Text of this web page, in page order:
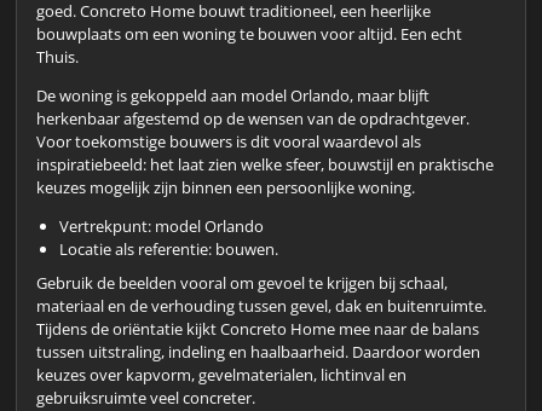
goed. Concreto Home bouwt traditioneel, een heerlijke
bouwplaats om een woning te bouwen voor altijd. Een echt
Thuis.
De woning is gekoppeld aan model Orlando, maar blijft
herkenbaar afgestemd op de wensen van de opdrachtgever.
Voor toekomstige bouwers is dit vooral waardevol als
inspiratiebeeld: het laat zien welke sfeer, bouwstijl en praktische
keuzes mogelijk zijn binnen een persoonlijke woning.
Vertrekpunt: model Orlando
Locatie als referentie: bouwen.
Gebruik de beelden vooral om gevoel te krijgen bij schaal,
materiaal en de verhouding tussen gevel, dak en buitenruimte.
Tijdens de oriëntatie kijkt Concreto Home mee naar de balans
tussen uitstraling, indeling en haalbaarheid. Daardoor worden
keuzes over kapvorm, gevelmaterialen, lichtinval en
gebruiksruimte veel concreter.